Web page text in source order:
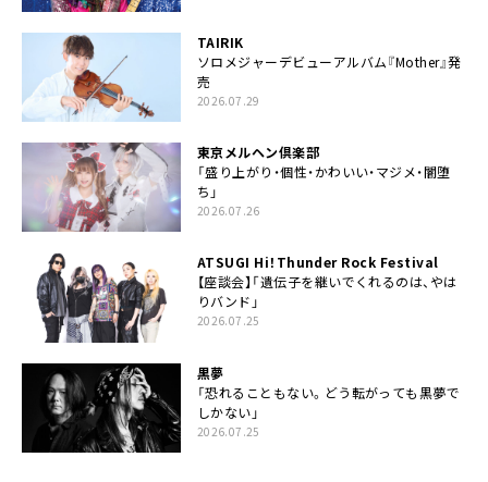
TAIRIK
ソロメジャーデビューアルバム『Mother』発
売
2026.07.29
東京メルヘン倶楽部
「盛り上がり・個性・かわいい・マジメ・闇堕
ち」
2026.07.26
ATSUGI Hi！Thunder Rock Festival
【座談会】「遺伝子を継いでくれるのは、やは
りバンド」
2026.07.25
黒夢
「恐れることもない。どう転がっても黒夢で
しかない」
2026.07.25